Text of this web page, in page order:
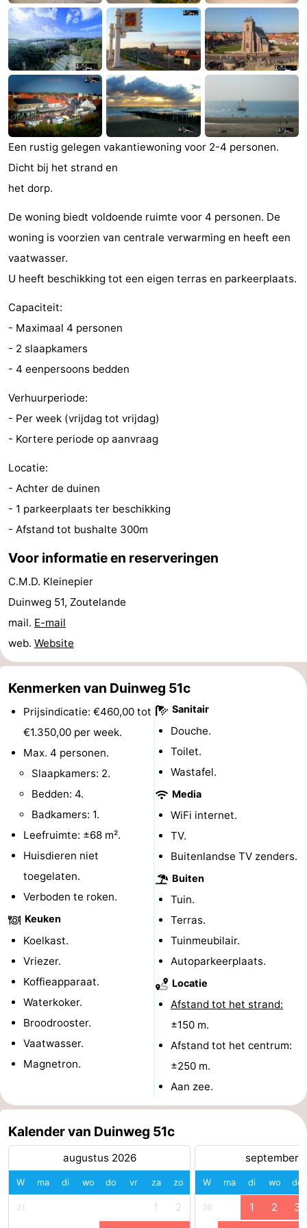
Monumenten
-
Kerken
-
Vuurtorens
-
Uitkijkpunten
Attracties
-
Speeltuinen
-
Bowlen
Wellness
centra
Dorpen
Steden
Rondleidingen
Sporten
Zwembaden
-
Paardrijden
-
en
en
Evenementen
Zoutelande
Actief
Praktisch
Forum
Route
Parkeren
Reisboekenwinkel
Nieuws
Medische
adressen
Regio
Zeeland
Schouwen-
Duiveland
-
Brouwershaven
-
Zierikzee
-
Oosterschelde
Burgh
Een rustig gelegen vakantiewoning voor 2-4 personen.
Dicht bij het strand en
het dorp.
De woning biedt voldoende ruimte voor 4 personen. De
woning is voorzien van centrale verwarming en heeft een
vaatwasser.
U heeft beschikking tot een eigen terras en parkeerplaats.
Capaciteit:
- Maximaal 4 personen
- 2 slaapkamers
- 4 eenpersoons bedden
Verhuurperiode:
- Per week (vrijdag tot vrijdag)
- Kortere periode op aanvraag
Locatie:
- Achter de duinen
- 1 parkeerplaats ter beschikking
- Afstand tot bushalte 300m
Voor informatie en reserveringen
C.M.D. Kleinepier
Duinweg 51, Zoutelande
mail. E-mail
web. Website
Kenmerken van Duinweg 51c
Prijsindicatie: €460,00 tot
€1.350,00 per week.
Max. 4 personen.
Slaapkamers: 2.
Bedden: 4.
Badkamers: 1.
Leefruimte: ±68 m².
Huisdieren niet
toegelaten.
Verboden te roken.
Keuken
Koelkast.
Vriezer.
Koffieapparaat.
Waterkoker.
Broodrooster.
Vaatwasser.
Magnetron.
Sanitair
Douche.
Toilet.
Wastafel.
Media
WiFi internet.
TV.
Buitenlandse TV zenders.
Buiten
Tuin.
Terras.
Tuinmeubilair.
Autoparkeerplaats.
Locatie
Afstand tot het strand:
±150 m.
Afstand tot het centrum:
±250 m.
Aan zee.
Kalender van Duinweg 51c
augustus 2026
W ma di wo do vr za zo
31 1 2
september
W ma di wo do
36 1 2 3